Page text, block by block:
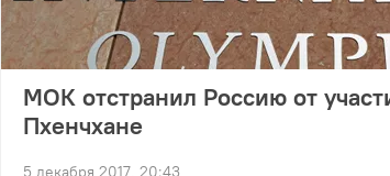
МОК отстранил Россию от
Пхенчхане
5 декабря 2017, 20:43